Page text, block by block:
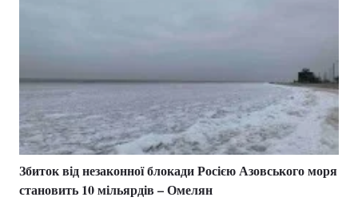
Збиток від незаконної блокади Росією Азовського моря
становить 10 мільярдів – Омелян